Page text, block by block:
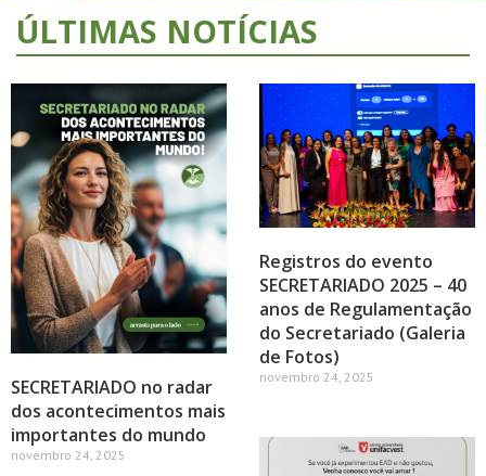
ÚLTIMAS NOTÍCIAS
SECRETARIADO no radar
dos acontecimentos mais
importantes do mundo
novembro 24, 2025
Registros do evento
SECRETARIADO 2025 – 40
anos de Regulamentação
do Secretariado (Galeria
de Fotos)
novembro 24, 2025